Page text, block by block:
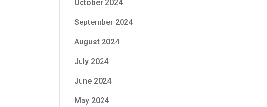
October 2024
September 2024
August 2024
July 2024
June 2024
May 2024